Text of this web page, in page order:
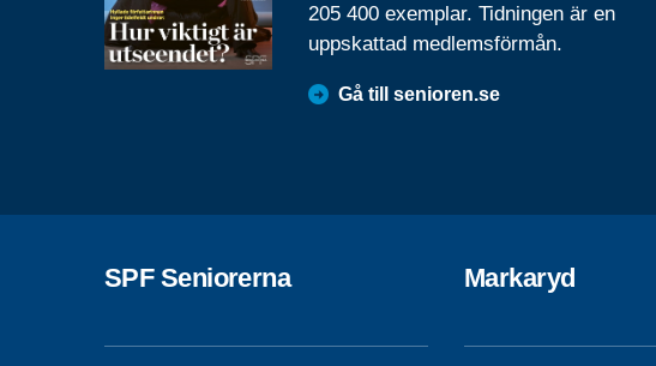
205 400 exemplar. Tidningen är en
uppskattad medlemsförmån.
Gå till senioren.se
SPF Seniorerna Markaryd